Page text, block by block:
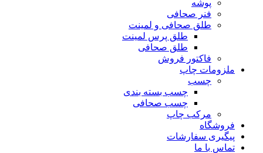
پوشه
فنر صحافی
طلق صحافی و لمینت
طلق پرس لمینت
طلق صحافی
فاکتور فروش
ملزومات چاپ
چسب
چسب بسته بندی
چسب صحافی
مرکب چاپ
فروشگاه
پیگیری سفارشات
تماس با ما